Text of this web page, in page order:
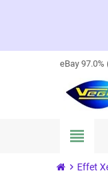
eBay 97.0%
view_headline
chevron_right Effet